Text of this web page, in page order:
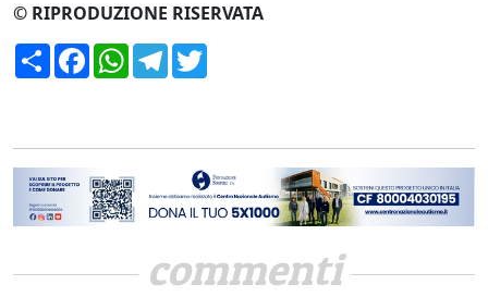
© RIPRODUZIONE RISERVATA
CondividiFacebookWhatsApp
Telegram
commenti